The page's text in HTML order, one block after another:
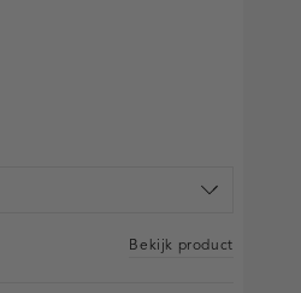
Bekijk product